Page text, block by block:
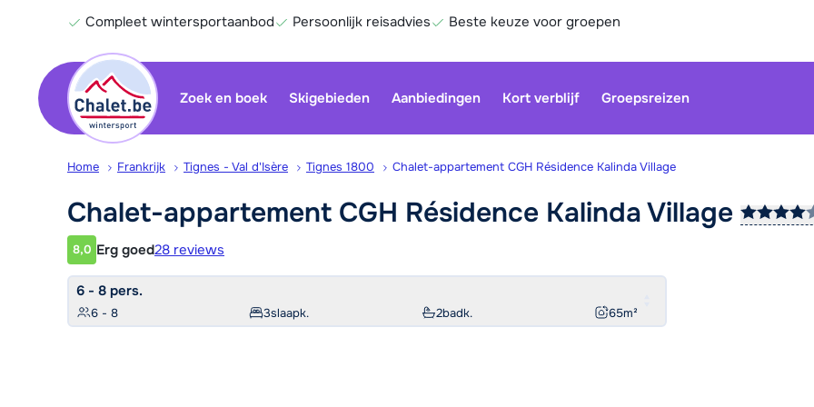
Compleet wintersportaanbod Persoonlijk reisadvies Beste keuze voor groepen
Zoek en boek Skigebieden Aanbiedingen Kort verblijf Groepsreizen
Onze
Home Frankrijk Tignes - Val d'Isère Tignes 1800 Chalet-appartement CGH Résidence Kalinda Village
Chalet-appartement CGH Résidence KalindaVillage
Klantwaardering
8,0 Erg goed28 reviews
6 - 8 pers.
6 - 8 3slaapk. 2badk. 65m²